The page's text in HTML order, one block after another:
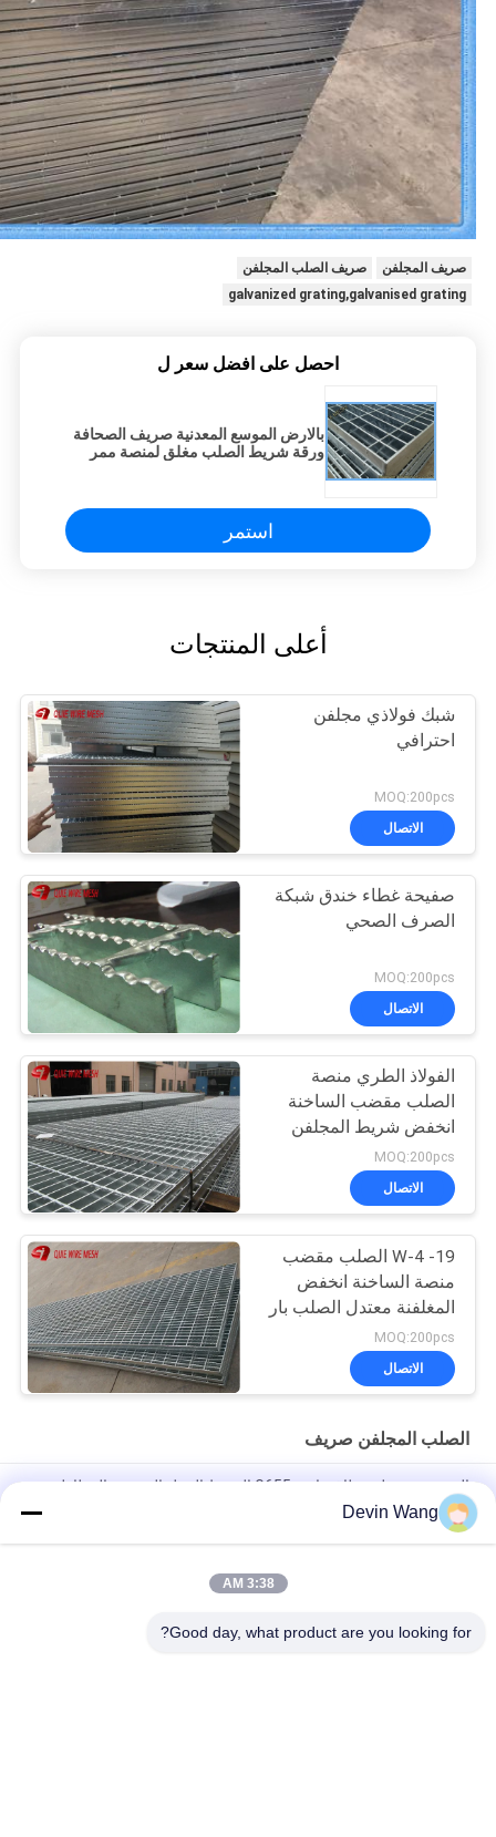
صريف المجلفن
صريف الصلب المجلفن
galvanized grating,galvanised grating
احصل على افضل سعر ل
بالارض الموسع المعدنية صريف الصحافة
ورقة شريط الصلب مغلق لمنصة ممر
استمر
أعلى المنتجات
شبك فولاذي مجلفن
احترافي
MOQ:200pcs
الاتصال
صفيحة غطاء خندق شبكة
الصرف الصحي
MOQ:200pcs
الاتصال
الفولاذ الطري منصة
الصلب مقضب الساخنة
انخفض شريط المجلفن
صريف 25 مم × 5 مم
MOQ:200pcs
الاتصال
19- W-4 الصلب مقضب
منصة الساخنة انخفض
المغلفنة معتدل الصلب بار
صريف
MOQ:200pcs
الاتصال
الصلب المجلفن صريف
المستخدمة على نطاق واسع G655 الضغط الثقيل الحديدية المطاطية
الشبكية للشاحنات تحميل رصيف ومنصة البحر
شبكات تصريف فولاذية مجلفنة مقاومة للصدأ من مادة Q235/Q345
حرارة الغطس الصلب المغلفة شبكة مختلفة المواصفات الوزن الثقيل
Devin Wang
3:38 AM
Good day, what product are you looking for?